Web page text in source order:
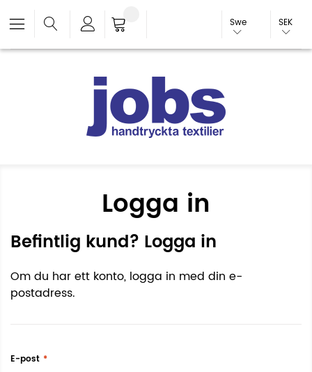
Swe SEK
Logga in
Befintlig kund? Logga in
Om du har ett konto, logga in med din e-
postadress.
E-post